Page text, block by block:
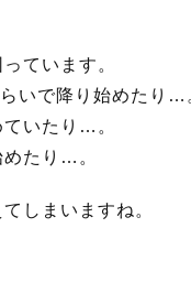
ています。
いで降り始めたり…
いたり…。
たり…。
しまいますね。